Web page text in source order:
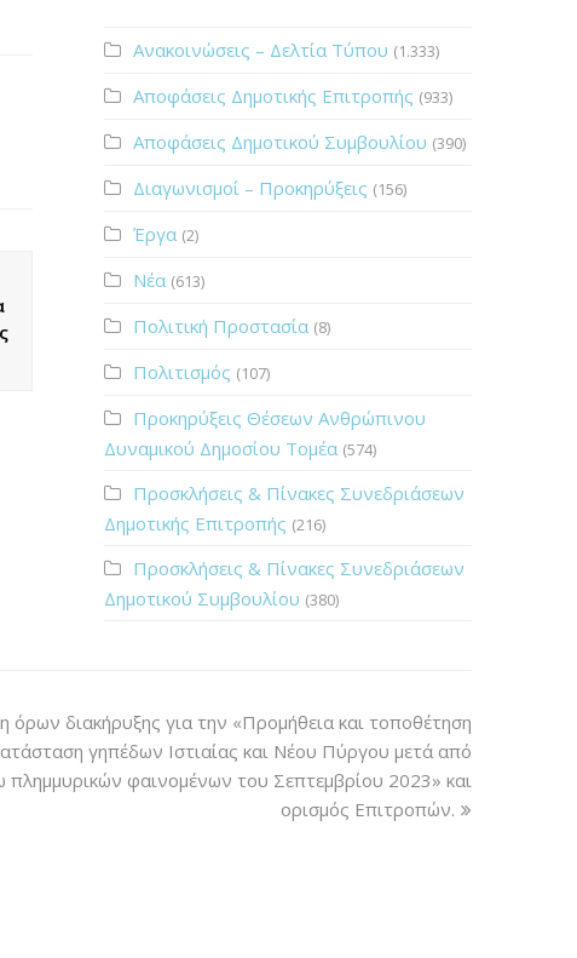
Ανακοινώσεις – Δελτία Τύπου (1.333)
Αποφάσεις Δημοτικής Επιτροπής (933)
Αποφάσεις Δημοτικού Συμβουλίου (390)
Διαγωνισμοί – Προκηρύξεις (156)
Έργα (2)
Νέα (613)
Πολιτική Προστασία (8)
Πολιτισμός (107)
Προκηρύξεις Θέσεων Ανθρώπινου
Δυναμικού Δημοσίου Τομέα (574)
Προσκλήσεις & Πίνακες Συνεδριάσεων
Δημοτικής Επιτροπής (216)
Προσκλήσεις & Πίνακες Συνεδριάσεων
Δημοτικού Συμβουλίου (380)
διακήρυξης για την «Προμήθεια και τοποθέτηση
γηπέδων Ιστιαίας και Νέου Πύργου μετά από
φαινομένων του Σεπτεμβρίου 2023» και
ορισμός Επιτροπών.